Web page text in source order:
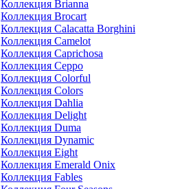
Коллекция Brianna
Коллекция Brocart
Коллекция Calacatta Borghini
Коллекция Camelot
Коллекция Caprichosa
Коллекция Ceppo
Коллекция Colorful
Коллекция Colors
Коллекция Dahlia
Коллекция Delight
Коллекция Duma
Коллекция Dynamic
Коллекция Eight
Коллекция Emerald Onix
Коллекция Fables